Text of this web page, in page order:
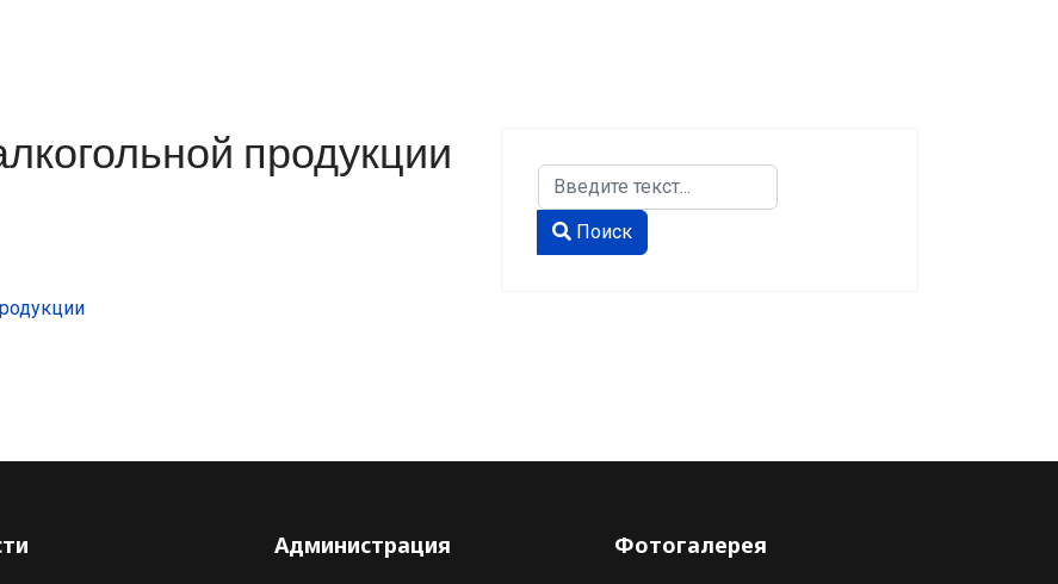
продукции
Поиск
Type 2 or more characters for results.
Поиск
Администрация Фотогалерея